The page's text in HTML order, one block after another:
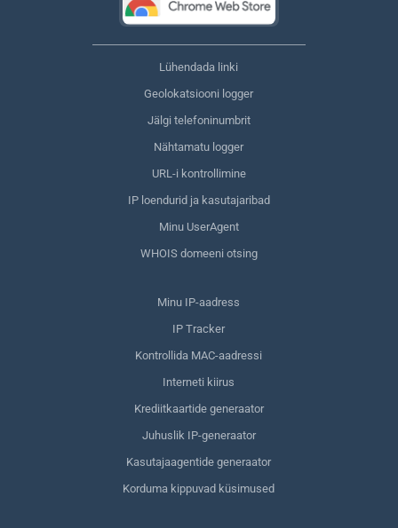
Lühendada linki
Geolokatsiooni logger
Jälgi telefoninumbrit
Nähtamatu logger
URL-i kontrollimine
IP loendurid ja kasutajaribad
Minu UserAgent
WHOIS domeeni otsing
Minu IP-aadress
IP Tracker
Kontrollida MAC-aadressi
Interneti kiirus
Krediitkaartide generaator
Juhuslik IP-generaator
Kasutajaagentide generaator
Korduma kippuvad küsimused